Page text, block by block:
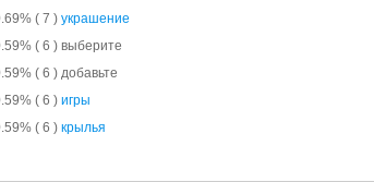
( 7 )украшение
( 6 ) выберите
( 6 ) добавьте
( 6 )игры
( 6 )крылья